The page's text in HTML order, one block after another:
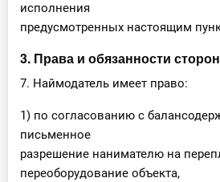
исполнения
предусмотренных настоящим
3. Права и обязанности сторон
7. Наймодатель имеет право:
1) по согласованию с
письменное
разрешение нанимателю на
переоборудование объекта,